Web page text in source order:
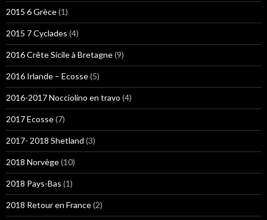
2015 6 Grèce(1)
2015 7 Cyclades (4)
2016 Crête Sicile à Bretagne(9)
2016 Irlande – Ecosse(5)
2016-2017 Nocciolino en travo (4)
2017 Ecosse(7)
2017- 2018 Shetland (3)
2018 Norvège(10)
2018 Pays-Bas (1)
2018 Retour en France(2)